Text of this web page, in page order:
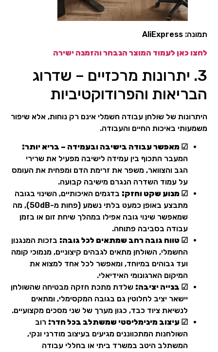
תמונה: AliExpress
לחצו כאן לעמוד המוצר הנבחר והזמנה ישירה
3. יתרונות מרכזיים – שדרוג
הבריאות והפרודוקטיביות
היתרונות של שולחן עבודה חשמלי אינם רק נוחות, אלא שיפור
משמעותי באיכות החיים והעבודה.
☑ מאפשר עבודה בישיבה ובעמידה – בריא יותר:
המעבר התכוף בין עמידה לישיבה מפעיל את שרירי
הגב והצוואר, משפר את זרימת הדם ומפחית את העומס
על עמוד השדרה הנגרם מישיבה קבועה.
☑ מנוע שקט וחזק: בדגמים האיכותיים, השינוי בגובה
מתבצע באופן כמעט בלתי נשמע (פחות מ-50dB), מה
שמאפשר שינוי גובה אפילו במהלך שיחת זום או בזמן
עבודה בסביבה פתוחה.
☑ טווח גובה רחב שמתאים לכל גובה: בזכות המנגנון
החשמלי, השולחן מתאים לגבהים קיצוניים, מנמוכי קומה
ועד גבוהים במיוחד, ומאפשר לכל אחד למצוא את
המיקום הארגונומי האידיאלי.
☑ בנייה יציבה: שלדת מתכת חזקה מבטיחה שהשולחן
יישאר יציב לחלוטין גם בגובה המקסימלי, ומתאים
לנשיאת ציוד כבד, כגון מערך של שני מסכים מקצועיים.
☑ עיצוב מינימליסטי שמשתלב בכל חדר: רוב
השולחנות המתכווננים מגיעים בעיצוב מודרני ונקי,
המשתלב היטב במשרד ביתי או בחללי עבודה